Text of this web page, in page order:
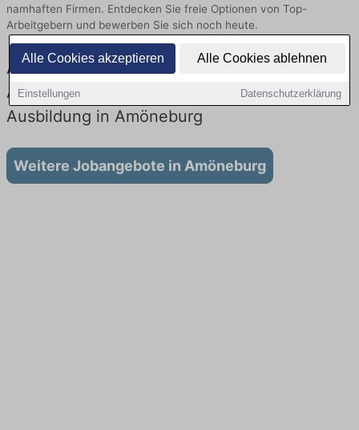
Alle Cookies akzeptieren Alle Cookies ablehnen
Einstellungen Datenschutzerklärung
namhaften Firmen. Entdecken Sie freie Optionen von Top-
Arbeitgebern und bewerben Sie sich noch heute.
Ausbildung in Amöneburg bei der Bahn:
Aktuell gibt es keine Stellenangebote für
Ausbildung in Amöneburg
Weitere Jobangebote in Amöneburg